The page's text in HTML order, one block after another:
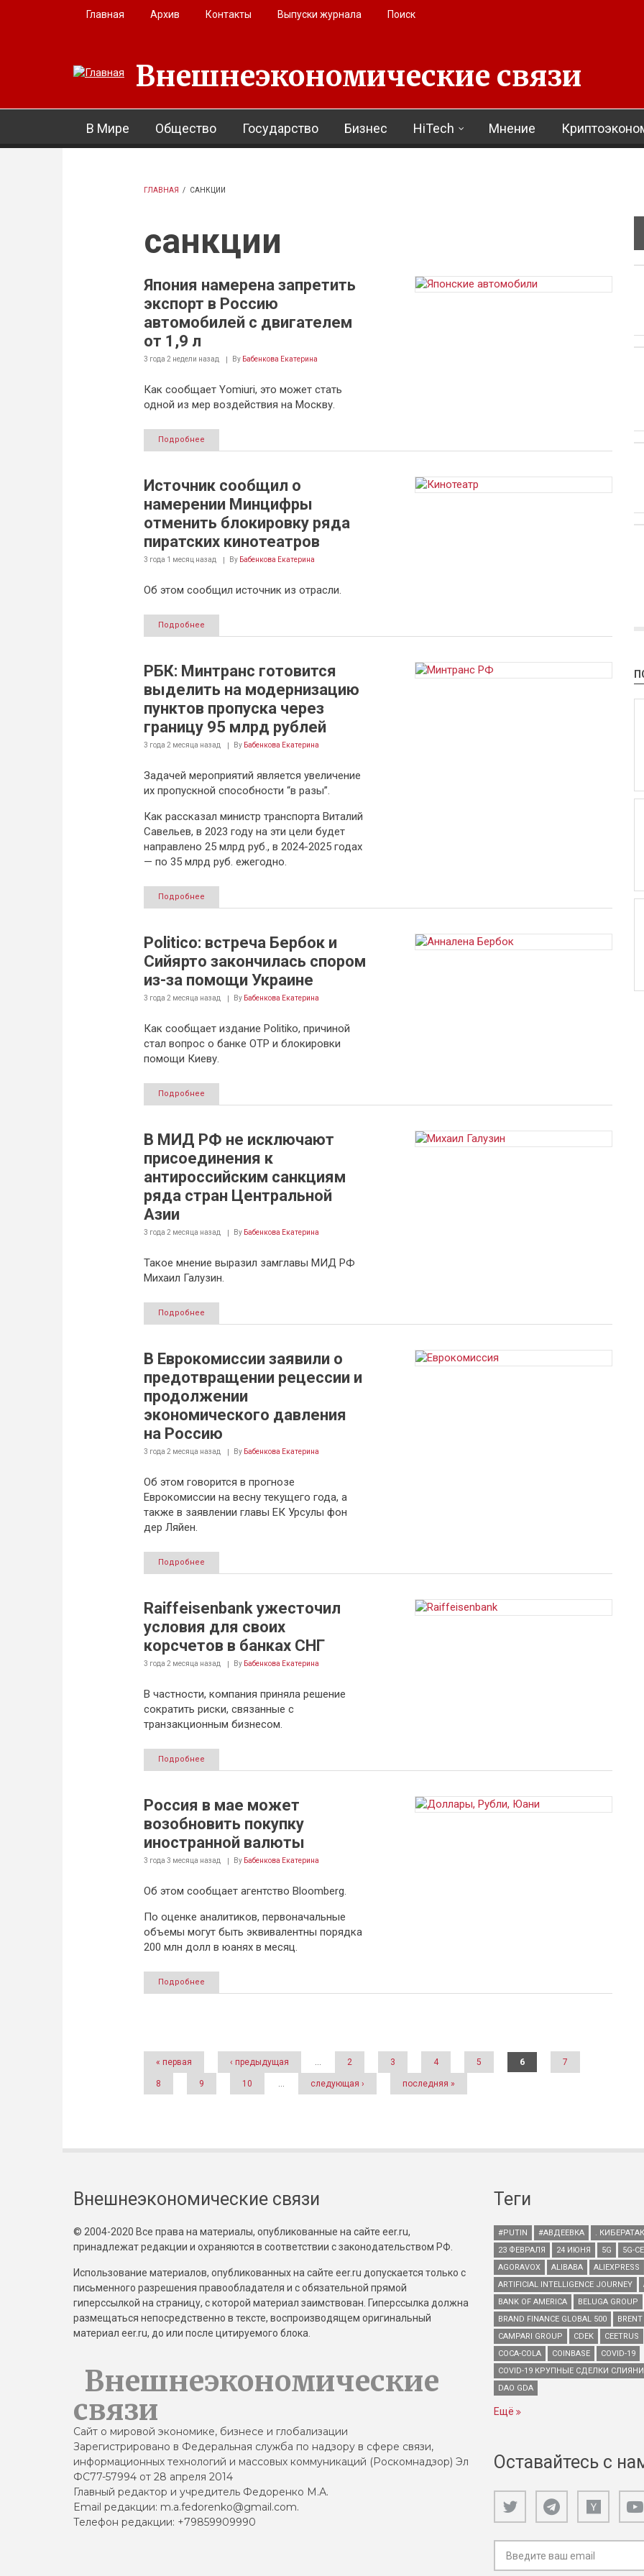
Перейти к основному содержанию
Главная Архив Контакты Выпуски журнала Поиск
Внешнеэкономические связи
В Мире Общество Государство Бизнес HiTech Мнение
ГЛАВНАЯ / САНКЦИИ
санкции
Япония намерена запретить
экспорт в Россию
автомобилей с двигателем
от 1,9 л
3 года 2 недели назад By Бабенкова Екатерина
Как сообщает Yomiuri, это может стать
одной из мер воздействия на Москву.
Подробнее
Источник сообщил о
намерении Минцифры
отменить блокировку ряда
пиратских кинотеатров
3 года 1 месяц назад By Бабенкова Екатерина
Об этом сообщил источник из отрасли.
Подробнее
РБК: Минтранс готовится
выделить на модернизацию
пунктов пропуска через
границу 95 млрд рублей
3 года 2 месяца назад By Бабенкова Екатерина
Задачей мероприятий является увеличение
их пропускной способности “в разы”.
Как рассказал министр транспорта Виталий
Савельев, в 2023 году на эти цели будет
направлено 25 млрд руб., в 2024-2025 годах
— по 35 млрд руб. ежегодно.
Подробнее
Politico: встреча Бербок и
Сийярто закончилась спором
из-за помощи Украине
3 года 2 месяца назад By Бабенкова Екатерина
Как сообщает издание Politiko, причиной
стал вопрос о банке ОТР и блокировки
помощи Киеву.
Подробнее
В МИД РФ не исключают
присоединения к
антироссийским санкциям
ряда стран Центральной
Азии
3 года 2 месяца назад By Бабенкова Екатерина
Такое мнение выразил замглавы МИД РФ
Михаил Галузин.
Подробнее
В Еврокомиссии заявили о
предотвращении рецессии и
продолжении
экономического давления
на Россию
3 года 2 месяца назад By Бабенкова Екатерина
Об этом говорится в прогнозе
Еврокомиссии на весну текущего года, а
также в заявлении главы ЕК Урсулы фон
дер Ляйен.
Подробнее
Raiffeisenbank ужесточил
условия для своих
корсчетов в банках СНГ
3 года 2 месяца назад By Бабенкова Екатерина
В частности, компания приняла решение
сократить риски, связанные с
транзакционным бизнесом.
Подробнее
Россия в мае может
возобновить покупку
иностранной валюты
3 года 3 месяца назад By Бабенкова Екатерина
Об этом сообщает агентство Bloomberg.
По оценке аналитиков, первоначальные
объемы могут быть эквивалентны порядка
200 млн долл в юанях в месяц.
Подробнее
Страницы
« первая ‹ предыдущая … 2 3 4 5 6 7
8 9 10 … следующая › последняя »
Внешнеэкономические связи
© 2004-2020 Все права на материалы, опубликованные на сайте eer.ru,
принадлежат редакции и охраняются в соответствии с законодательством РФ.
Использование материалов, опубликованных на сайте eer.ru допускается только с
письменного разрешения правообладателя и с обязательной прямой
гиперссылкой на страницу, с которой материал заимствован. Гиперссылка должна
размещаться непосредственно в тексте, воспроизводящем оригинальный
материал eer.ru, до или после цитируемого блока.
Внешнеэкономические
связи
Сайт о мировой экономике, бизнесе и глобализации
Зарегистрировано в Федеральная служба по надзору в сфере связи,
информационных технологий и массовых коммуникаций (Роскомнадзор) Эл
ФС77-57994 от 28 апреля 2014
Главный редактор и учредитель Федоренко М.А.
Email редакции: m.a.fedorenko@gmail.com.
Телефон редакции: +79859909990
Теги
#PUTIN #АВДЕЕВКА .
23 ФЕВРАЛЯ
24 ИЮНЯ 5G 5G-
AGORAVOX
ALIBABA ALIEXPRESS
ARTIFICIAL INTELLIGENCE JOURNEY
BANK OF AMERICA
BELUGA GROUP
BRAND FINANCE GLOBAL 500
BRENT
CAMPARI GROUP
CDEK CEETRUS
COCA-COLA
COINBASE
COVID-19
COVID-19 КРУПНЫЕ СДЕЛКИ
DAO GDA
Ещё
Оставайтесь с